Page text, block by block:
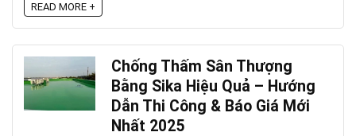
READ MORE +
Chống Thấm Sân Thượng
Bằng Sika Hiệu Quả – Hướng
Dẫn Thi Công & Báo Giá Mới
Nhất 2025